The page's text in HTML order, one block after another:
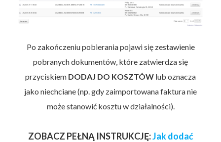
Po zakończeniu pobierania pojawi się zestawienie
pobranych dokumentów, które zatwierdza się
przyciskiem DODAJ DO KOSZTÓW lub oznacza
jako niechciane (np. gdy zaimportowana faktura nie
może stanowić kosztu w działalności).
ZOBACZ PEŁNĄ INSTRUKCJĘ:Jak dodać